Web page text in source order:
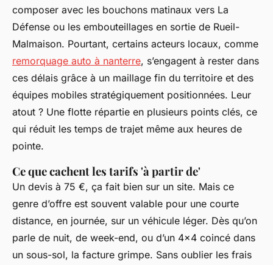
composer avec les bouchons matinaux vers La
Défense ou les embouteillages en sortie de Rueil-
Malmaison. Pourtant, certains acteurs locaux, comme
remorquage auto à nanterre, s’engagent à rester dans
ces délais grâce à un maillage fin du territoire et des
équipes mobiles stratégiquement positionnées. Leur
atout ? Une flotte répartie en plusieurs points clés, ce
qui réduit les temps de trajet même aux heures de
pointe.
Ce que cachent les tarifs 'à partir de'
Un devis à 75 €, ça fait bien sur un site. Mais ce
genre d’offre est souvent valable pour une courte
distance, en journée, sur un véhicule léger. Dès qu’on
parle de nuit, de week-end, ou d’un 4x4 coincé dans
un sous-sol, la facture grimpe. Sans oublier les frais